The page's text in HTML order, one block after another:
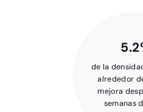
de la
alrededor
mejora
semanas